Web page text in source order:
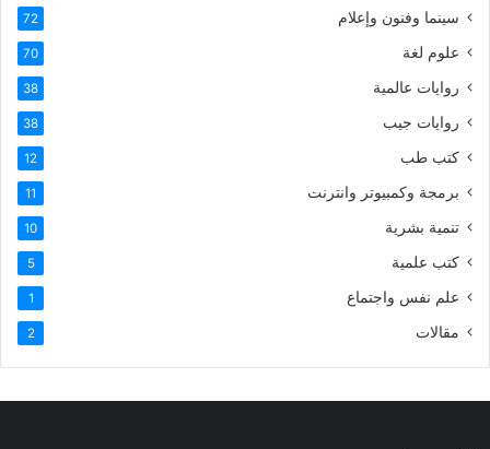
سينما وفنون وإعلام 72
علوم لغة 70
روايات عالمية 38
روايات جيب 38
كتب طب 12
برمجة وكمبيوتر وانترنت 11
تنمية بشرية 10
كتب علمية 5
علم نفس واجتماع 1
مقالات 2